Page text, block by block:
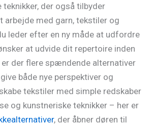
teknikker, der også tilbyder
arbejde med garn, tekstiler og
leder efter en ny måde at udfordre
at udvide dit repertoire inden
der flere spændende alternativer
både nye perspektiver og
tekstiler med simple redskaber
og kunstneriske teknikker – her er
, der åbner døren til